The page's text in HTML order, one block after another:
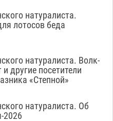
натуралиста.
лотосов беда
натуралиста. Волк-
другие посетители
«Степной»
натуралиста. Об
2026